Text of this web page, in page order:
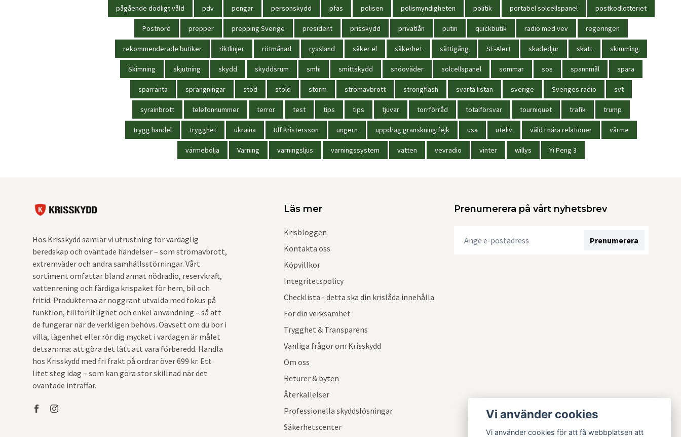
pågående dödligt våld pdv pengar personskydd pfas polisen polismyndigheten politik portabel solcellspanel postkodlotteriet
Postnord prepper prepping Sverige president prisskydd privatlån putin quickbutik radio med vev regeringen
rekommenderade butiker riktlinjer rötmånad ryssland säker el säkerhet sättigång SE-Alert skadedjur skatt skimming
Skimning skjutning skydd skyddsrum smhi smittskydd snöoväder solcellspanel sommar sos spannmål spara
sparränta sprängningar stöd stöld storm strömavbrott strongflash svarta listan sverige Sveriges radio svt
syrainbrott telefonnummer terror test tips tips tjuvar torrförråd totalförsvar tourniquet trafik trump
trygg handel trygghet ukraina Ulf Kristersson ungern uppdrag granskning fejk usa uteliv våld i nära relationer värme
värmebölja Varning varningsljus varningssystem vatten vevradio vinter willys Yi Peng 3
Hos Krisskydd samlar vi utrustning för vardaglig
beredskap och oväntade händelser – som strömavbrott,
extremväder och andra samhällsstörningar. Vårt
sortiment omfattar bland annat nödradio, reservkraft,
vattenrening och färdiga krispaket för hem, bil och
fritid. Produkterna är noggrant utvalda med fokus på
funktion, tillförlitlighet och enkel användning – så att
de fungerar när de verkligen behövs. Oavsett om du bor i
villa, lägenhet eller rör dig mycket i vardagen är målet
detsamma: att göra det lätt att vara förberedd. Handla
hos Krisskydd med fri frakt på ordrar över 699 kr. Ett
litet steg idag – som kan göra stor skillnad när det
oväntade inträffar.
Läs mer
Krisbloggen
Kontakta oss
Köpvillkor
Integritetspolicy
Checklista - detta ska din krislåda innehålla
För din verksamhet
Trygghet & Transparens
Vanliga frågor om Krisskydd
Om oss
Returer & byten
Återkallelser
Professionella skyddslösningar
Säkerhetscenter
Prenumerera på vårt nyhetsbrev
Prenumerera
Vi använder cookies
Vi använder cookies för att få webbplatsen att